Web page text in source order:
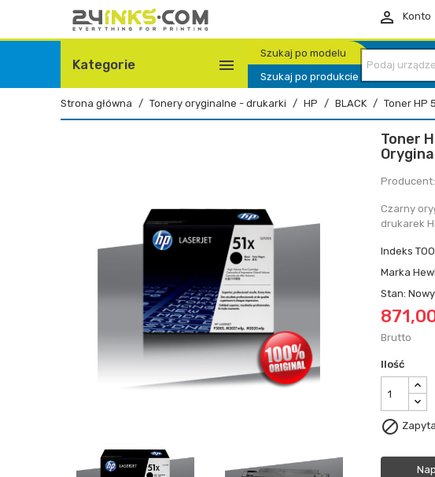
 Konto
Kategorie 
Szukaj po modelu
Szukaj po produkcie
Strona główna Tonery oryginalne - drukarki HP BLACK Toner HP
Toner
Czarny
drukarek
Indeks
Marka
Stan:
Brutto
Ilość
